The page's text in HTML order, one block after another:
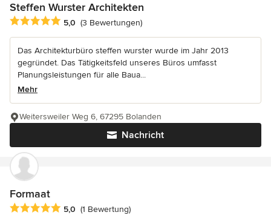
Steffen Wurster Architekten
Durchschnittliche Bewertung: 5 von 5 Sternen
5,0 (3 Bewertungen)
Das Architekturbüro steffen wurster wurde im Jahr 2013
gegründet. Das Tätigkeitsfeld unseres Büros umfasst
Planungsleistungen für alle Baua...
Mehr
Nachricht
Weitersweiler Weg 6, 67295 Bolanden
Formaat
Durchschnittliche Bewertung: 5 von 5 Sternen
5,0 (1 Bewertung)